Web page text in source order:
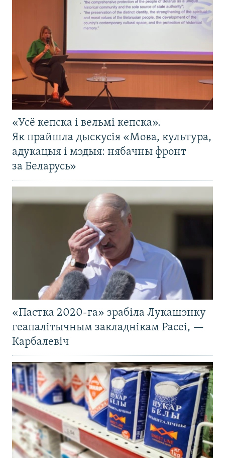
«Усё кепска і вельмі кепска».
Як прайшла дыскусія «Мова, культура,
адукацыя і мэдыя: нябачны фронт
за Беларусь»
«Пастка 2020-га» зрабіла Лукашэнку
геапалітычным закладнікам Расеі, —
Карбалевіч